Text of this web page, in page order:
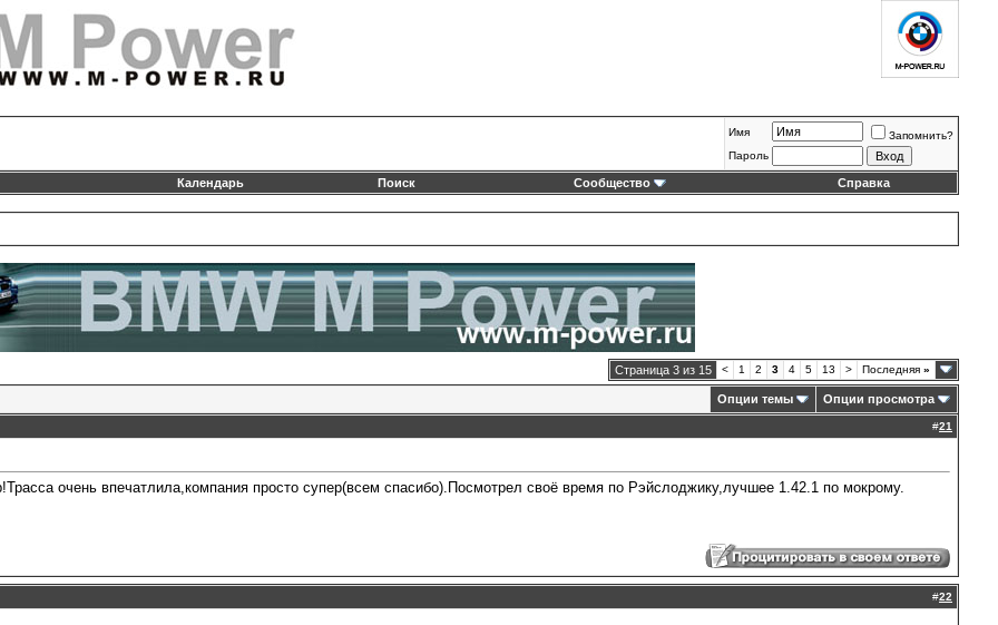
Имя
Запомнить?
Пароль
Календарь Поиск Сообщество Справка
Страница 3 из 15 < 1 2 3 4 5 13 > Последняя »
Опции темы Опции просмотра
#21
очень впечатлила,компания просто супер(всем спасибо).Посмотрел своё время по Рэйслоджику,лучшее 1.42.1 по мокрому.
#22